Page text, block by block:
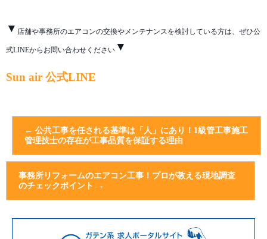
▼ 店舗や事務所のエアコンの交換やメンテナンスを検討している方は、ぜひ公
式LINEからお問い合わせください ▼
Sun air 公式LINE
← 公共工事を任される基準は「人」にあり！1級管工事施工
管理技士の存在が工事品質を保証する理由
事務所リフォームのエアコン工事！プロが教える現地調査
のチェックポイント →